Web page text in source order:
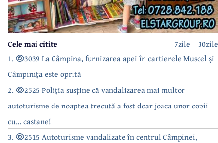
30zile
7zile
Cele mai citite
1.
3039 La Câmpina, furnizarea apei în cartierele Muscel și
Câmpinița este oprită
2.
2525 Poliția susține că vandalizarea mai multor
autoturisme de noaptea trecută a fost doar joaca unor copii
cu... castane!
3.
2515 Autoturisme vandalizate în centrul Câmpinei,